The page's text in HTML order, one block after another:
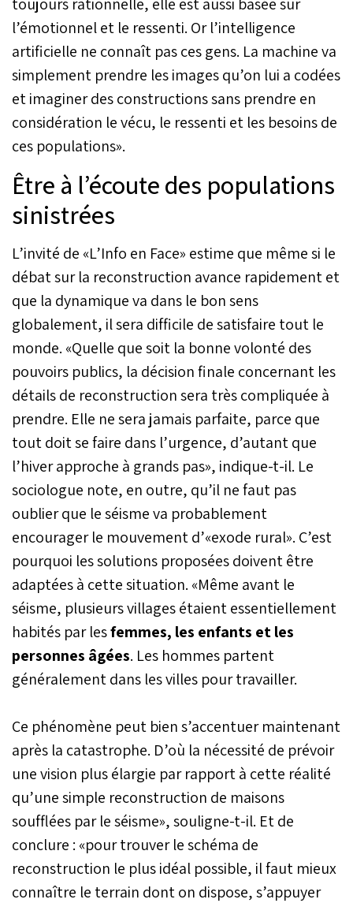
l’émotionnel et le ressenti. Or l’intelligence
artificielle ne connaît pas ces gens. La machine va
simplement prendre les images qu’on lui a codées
et imaginer des constructions sans prendre en
considération le vécu, le ressenti et les besoins de
ces populations».
Être à l’écoute des populations
sinistrées
L’invité de «L’Info en Face» estime que même si le
débat sur la reconstruction avance rapidement et
que la dynamique va dans le bon sens
globalement, il sera difficile de satisfaire tout le
monde. «Quelle que soit la bonne volonté des
pouvoirs publics, la décision finale concernant les
détails de reconstruction sera très compliquée à
prendre. Elle ne sera jamais parfaite, parce que
tout doit se faire dans l’urgence, d’autant que
l’hiver approche à grands pas», indique-t-il. Le
sociologue note, en outre, qu’il ne faut pas
oublier que le séisme va probablement
encourager le mouvement d’«exode rural». C’est
pourquoi les solutions proposées doivent être
adaptées à cette situation. «Même avant le
séisme, plusieurs villages étaient essentiellement
habités par lesfemmes, les enfants et les
personnes âgées. Les hommes partent
généralement dans les villes pour travailler.
Ce phénomène peut bien s’accentuer maintenant
après la catastrophe. D’où la nécessité de prévoir
une vision plus élargie par rapport à cette réalité
qu’une simple reconstruction de maisons
soufflées par le séisme», souligne-t-il. Et de
conclure : «pour trouver le schéma de
reconstruction le plus idéal possible, il faut mieux
connaître le terrain dont on dispose, s’appuyer